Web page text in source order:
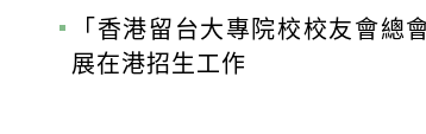
「香港留台大專院校校友會總
展在港招生工作